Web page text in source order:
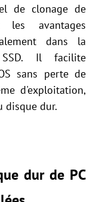
de clonage de
avantages
dans la
Il facilite
sans perte de
d'exploitation,
disque dur.
dur de PC